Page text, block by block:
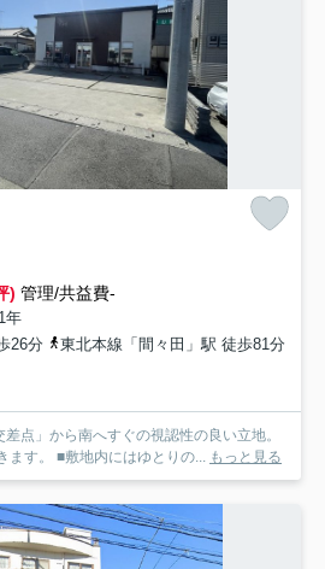
) 管理/共益費-
年
26分
東北本線「間々田」駅 徒歩81分
点」から南へすぐの視認性の良い立地。
ます。 ■敷地内にはゆとりの... もっと見る